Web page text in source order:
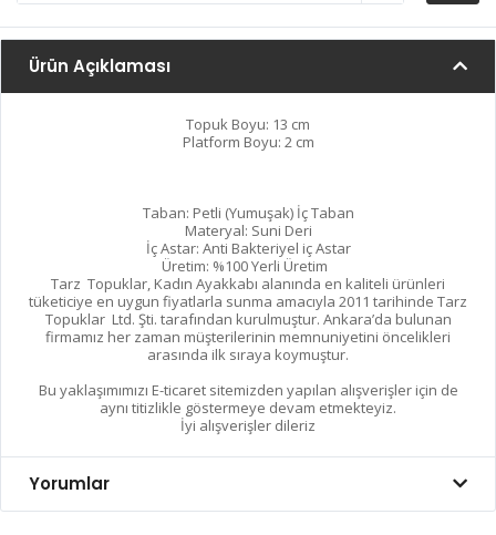
Ürün Açıklaması
Topuk Boyu: 13 cm
Platform Boyu: 2 cm
Taban: Petli (Yumuşak) İç Taban
Materyal: Suni Deri
İç Astar: Anti Bakteriyel iç Astar
Üretim: %100 Yerli Üretim
Tarz Topuklar, Kadın Ayakkabı alanında en kaliteli ürünleri
tüketiciye en uygun fiyatlarla sunma amacıyla 2011 tarihinde Tarz
Topuklar Ltd. Şti. tarafından kurulmuştur. Ankara’da bulunan
firmamız her zaman müşterilerinin memnuniyetini öncelikleri
arasında ilk sıraya koymuştur.
Bu yaklaşımımızı E-ticaret sitemizden yapılan alışverişler için de
aynı titizlikle göstermeye devam etmekteyiz.
İyi alışverişler dileriz
Yorumlar